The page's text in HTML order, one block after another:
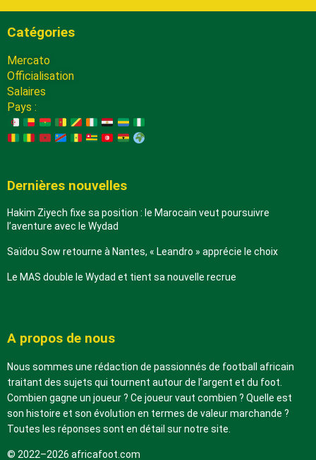
Catégories
Mercato
Officialisation
Salaires
Pays :
Dernières nouvelles
Hakim Ziyech fixe sa position : le Marocain veut poursuivre
l’aventure avec le Wydad
Saïdou Sow retourne à Nantes, « Leandro » apprécie le choix
Le MAS double le Wydad et tient sa nouvelle recrue
A propos de nous
Nous sommes une rédaction de passionnés de football africain
traitant des sujets qui tournent autour de l’argent et du foot.
Combien gagne un joueur ? Ce joueur vaut combien ? Quelle est
son histoire et son évolution en termes de valeur marchande ?
Toutes les réponses sont en détail sur notre site.
© 2022–2026 africafoot.com